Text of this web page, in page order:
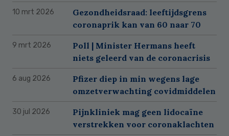
10 mrt 2026
Gezondheidsraad: leeftijdsgrens
coronaprik kan van 60 naar 70
9 mrt 2026
Poll | Minister Hermans heeft
niets geleerd van de coronacrisis
6 aug 2026
Pfizer diep in min wegens lage
omzetverwachting covidmiddelen
30 jul 2026
Pijnkliniek mag geen lidocaïne
verstrekken voor coronaklachten